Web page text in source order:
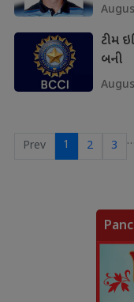
ટીમ
બની
Prev 1 2 3 …